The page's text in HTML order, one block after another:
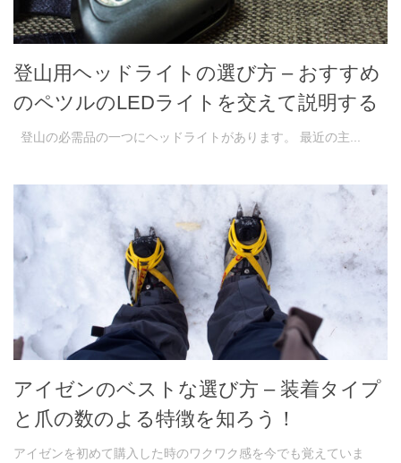
登山用ヘッドライトの選び方 – おすすめ
のペツルのLEDライトを交えて説明する
登山の必需品の一つにヘッドライトがあります。 最近の主...
アイゼンのベストな選び方 – 装着タイプ
と爪の数のよる特徴を知ろう！
アイゼンを初めて購入した時のワクワク感を今でも覚えていま